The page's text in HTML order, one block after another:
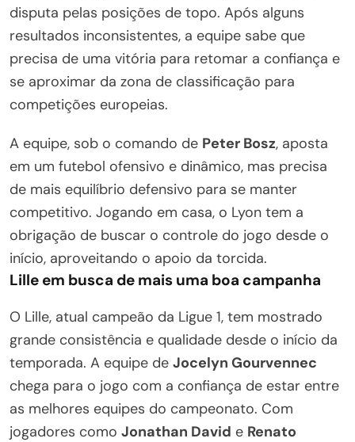
disputa pelas posições de topo. Após alguns
resultados inconsistentes, a equipe sabe que
precisa de uma vitória para retomar a confiança e
se aproximar da zona de classificação para
competições europeias.
A equipe, sob o comando de Peter Bosz, aposta
em um futebol ofensivo e dinâmico, mas precisa
de mais equilíbrio defensivo para se manter
competitivo. Jogando em casa, o Lyon tem a
obrigação de buscar o controle do jogo desde o
início, aproveitando o apoio da torcida.
Lille em busca de mais uma boa campanha
O Lille, atual campeão da Ligue 1, tem mostrado
grande consistência e qualidade desde o início da
temporada. A equipe de Jocelyn Gourvennec
chega para o jogo com a confiança de estar entre
as melhores equipes do campeonato. Com
jogadores como Jonathan David e Renato